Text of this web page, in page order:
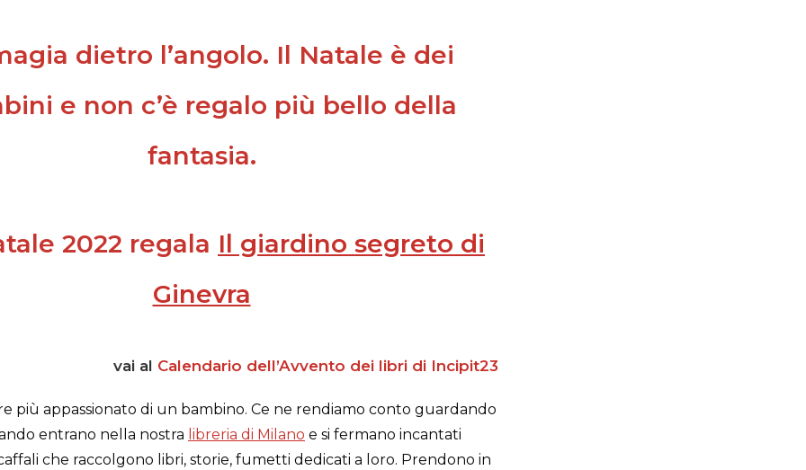
dietro l’angolo. Il Natale è dei
e non c’è regalo più bello della
fantasia.
2022 regala Il giardino segreto di
Ginevra
vai al Calendario dell’Avvento dei libri di Incipit23
più appassionato di un bambino. Ce ne rendiamo conto guardando
entrano nella nostra libreria di Milano e si fermano incantati
che raccolgono libri, storie, fumetti dedicati a loro. Prendono in